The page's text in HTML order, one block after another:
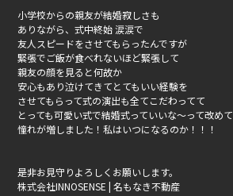
小学校からの親友が結婚寂しさも
ありながら、式中終始 涙涙で
友人スピードをさせてもらったんですが
緊張でご飯が食べれないほど緊張して
親友の顔を見ると何故か
安心もあり泣けてきてとても いい経験を
させてもらって式の演出も全てこだわってて
とっても可愛い式で結婚式っていいな〜って改めて
憧れが増しました！私はいつになるのか！！！
是非お見守りよろしくお願いします。
株式会社INNOSENSE | 名もなき不動産